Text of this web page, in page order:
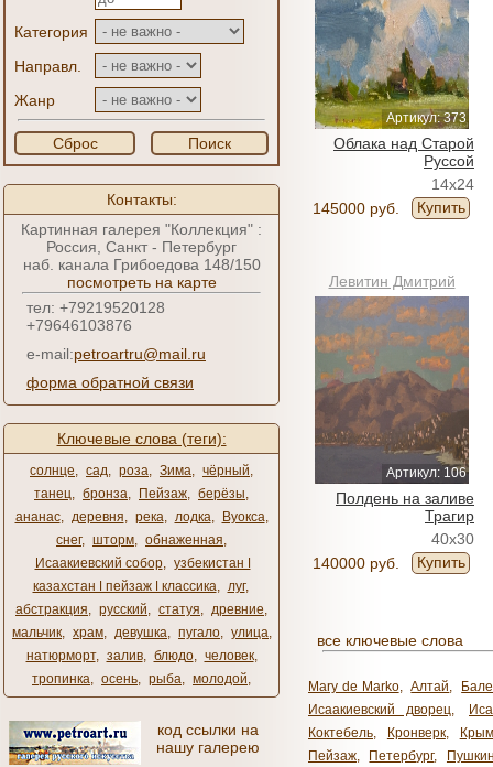
Категория
Направл.
Жанр
Сброс Поиск
Контакты:
Картинная галерея "Коллекция" :
Россия, Санкт - Петербург
наб. канала Грибоедова 148/150
посмотреть на карте
тел: +79219520128
+79646103876
e-mail:petroartru@mail.ru
форма обратной связи
Ключевые слова (теги):
солнце, сад, роза, Зима, чёрный,
танец, бронза, Пейзаж, берёзы,
ананас, деревня, река, лодка, Вуокса,
снег, шторм, обнаженная,
Исаакиевский собор, узбекистан ǀ
казахстан ǀ пейзаж ǀ классика, луг,
абстракция, русский, статуя, древние,
мальчик, храм, девушка, пугало, улица,
натюрморт, залив, блюдо, человек,
тропинка, осень, рыба, молодой,
код ссылки на
нашу галерею
Артикул: 373
Облака над Старой
Руссой
14x24
145000 руб.
Купить
Левитин Дмитрий
Артикул: 106
Полдень на заливе
Трагир
40x30
140000 руб.
Купить
все ключевые слова
Mary de Marko, Алтай,
Исаакиевский дворец,
Коктебель, Кронверк,
Крым
Пейзаж, Петербург,